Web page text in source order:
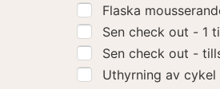
Flaska
Sen check out - 1
Sen check out -
Uthyrning av cykel